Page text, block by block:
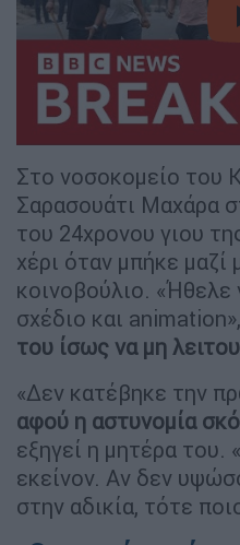
Στο νοσοκομείο του
Σαρασουάτι Μαχάρα
του 24χρονου γιου
χέρι όταν μπήκε
κοινοβούλιο. «Ήθελε
σχέδιο και
του ίσως να μη
«Δεν κατέβηκε την
αφού η αστυνομία
εξηγεί η μητέρα του. «
εκείνον. Αν δεν
στην αδικία, τότε